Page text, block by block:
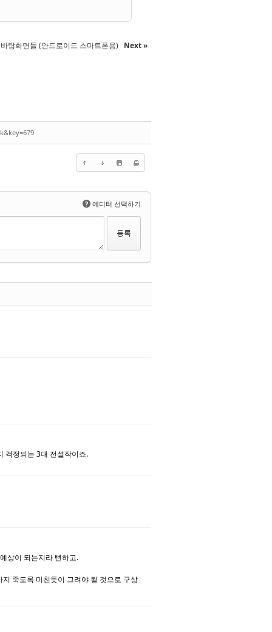
탕화면들 (안드로이드 스마트폰용) Next »
? 에디터 선택하기
걱정되는 3대 전설작이죠.
상이 되는지라 뻔하고.
죽도록 미친듯이 그려야 될 것으로 구상